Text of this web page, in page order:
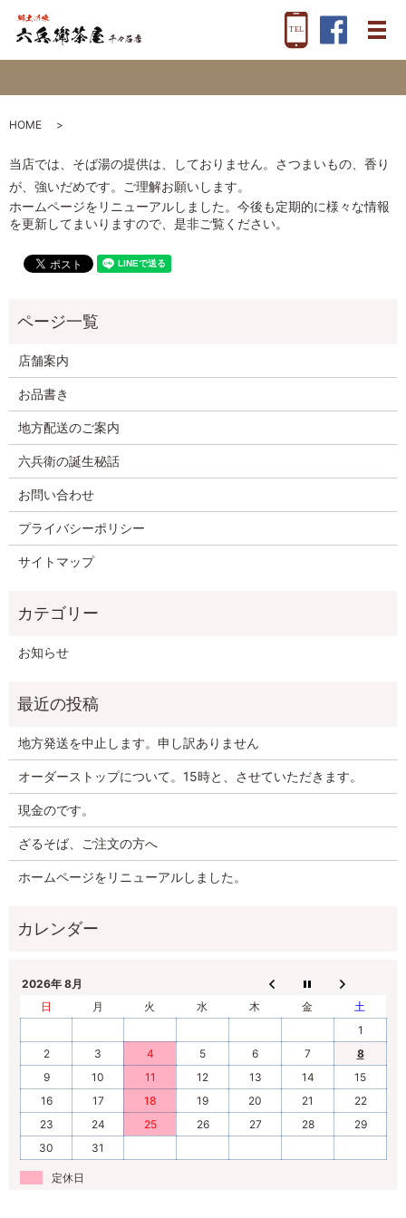
メ
HOME
当店では、そば湯の提供は、しておりません。さつまいもの、香り
が、強いだめです。ご理解お願いします。
ホームページをリニューアルしました。今後も定期的に様々な情報
を更新してまいりますので、是非ご覧ください。
店舗案内
お品書き
地方配送のご案内
六兵衛の誕生秘話
お問い合わせ
プライバシーポリシー
サイトマップ
お知らせ
地方発送を中止します。申し訳ありません
オーダーストップについて。15時と、させていただきます。
現金のです。
ざるそば、ご注文の方へ
ホームページをリニューアルしました。
2026年 8月
日
月 火 水 木 金
土
1
2
3 4 5 6 7
8
9
10 11 12 13 14
15
16
17 18 19 20 21
22
23
24 25 26 27 28
29
30
31
定休日